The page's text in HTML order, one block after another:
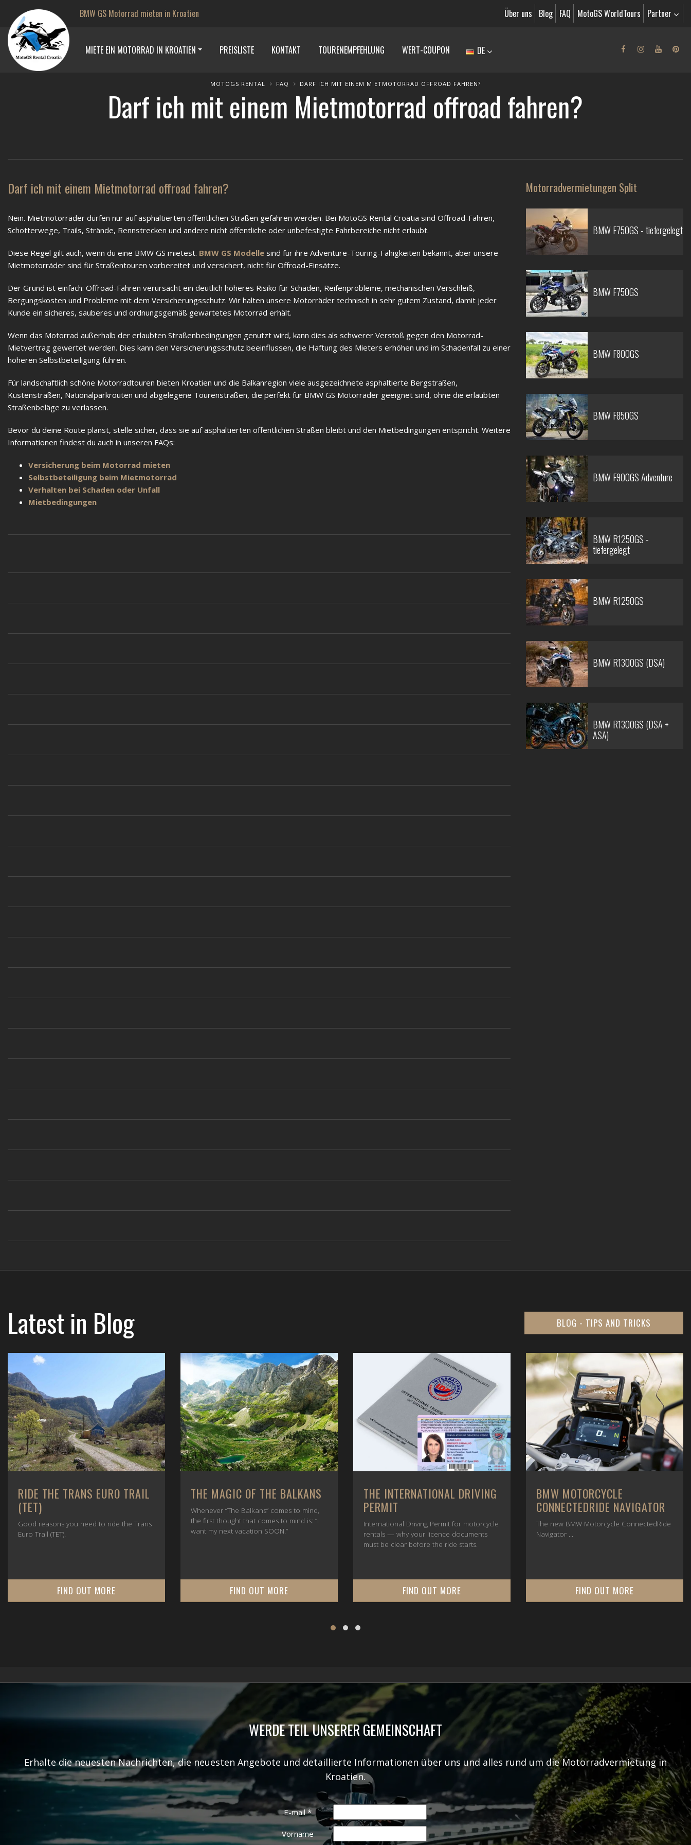
BMW GS Motorrad mieten in Kroatien Über uns Blog FAQ MotoGS WorldTours Partner
MIETE EIN MOTORRAD IN KROATIEN PREISLISTE KONTAKT TOURENEMPFEHLUNG WERT-COUPON DE
MOTOGS RENTAL FAQ DARF ICH MIT EINEM MIETMOTORRAD OFFROAD FAHREN?
Darf ich mit einem Mietmotorrad offroad fahren?
Darf ich mit einem Mietmotorrad offroad fahren?
Nein. Mietmotorräder dürfen nur auf asphaltierten öffentlichen Straßen gefahren werden. Bei MotoGS Rental Croatia sind Offroad-Fahren,
Schotterwege, Trails, Strände, Rennstrecken und andere nicht öffentliche oder unbefestigte Fahrbereiche nicht erlaubt.
Diese Regel gilt auch, wenn du eine BMW GS mietest. BMW GS Modelle sind für ihre Adventure-Touring-Fähigkeiten bekannt, aber unsere
Mietmotorräder sind für Straßentouren vorbereitet und versichert, nicht für Offroad-Einsätze.
Der Grund ist einfach: Offroad-Fahren verursacht ein deutlich höheres Risiko für Schäden, Reifenprobleme, mechanischen Verschleiß,
Bergungskosten und Probleme mit dem Versicherungsschutz. Wir halten unsere Motorräder technisch in sehr gutem Zustand, damit jeder
Kunde ein sicheres, sauberes und ordnungsgemäß gewartetes Motorrad erhält.
Wenn das Motorrad außerhalb der erlaubten Straßenbedingungen genutzt wird, kann dies als schwerer Verstoß gegen den Motorrad-
Mietvertrag gewertet werden. Dies kann den Versicherungsschutz beeinflussen, die Haftung des Mieters erhöhen und im Schadenfall zu einer
höheren Selbstbeteiligung führen.
Für landschaftlich schöne Motorradtouren bieten Kroatien und die Balkanregion viele ausgezeichnete asphaltierte Bergstraßen,
Küstenstraßen, Nationalparkrouten und abgelegene Tourenstraßen, die perfekt für BMW GS Motorräder geeignet sind, ohne die erlaubten
Straßenbeläge zu verlassen.
Bevor du deine Route planst, stelle sicher, dass sie auf asphaltierten öffentlichen Straßen bleibt und den Mietbedingungen entspricht. Weitere
Informationen findest du auch in unseren FAQs:
Versicherung beim Motorrad mieten
Selbstbeteiligung beim Mietmotorrad
Verhalten bei Schaden oder Unfall
Mietbedingungen
Motorradvermietungen Split
BMW F750GS - tiefergelegt
BMW F750GS
BMW F800GS
BMW F850GS
BMW F900GS Adventure
BMW R1250GS -
tiefergelegt
BMW R1250GS
BMW R1300GS (DSA)
BMW R1300GS (DSA +
ASA)
Latest in Blog BLOG - TIPS AND TRICKS
RIDE THE TRANS EURO TRAIL
(TET)
Good reasons you need to ride the Trans
Euro Trail (TET).
FIND OUT MORE
THE MAGIC OF THE BALKANS
Whenever “The Balkans” comes to mind,
the first thought that comes to mind is: “I
want my next vacation SOON.”
FIND OUT MORE
THE INTERNATIONAL DRIVING
PERMIT
International Driving Permit for motorcycle
rentals — why your licence documents
must be clear before the ride starts.
FIND OUT MORE
BMW MOTORCYCLE
CONNECTEDRIDE NAVIGATOR
The new BMW Motorcycle ConnectedRide
Navigator ...
FIND OUT MORE
WERDE TEIL UNSERER GEMEINSCHAFT
Erhalte die neuesten Nachrichten, die neuesten Angebote und detaillierte Informationen über uns und alles rund um die Motorradvermietung in
Kroatien.
E-mail*
Vorname